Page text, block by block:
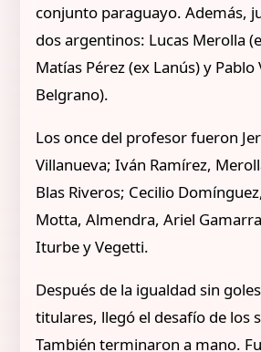
conjunto paraguayo. Además,
dos argentinos: Lucas Merolla
Matías Pérez (ex Lanús) y Pablo
Belgrano).
Los once del profesor fueron
Villanueva; Iván Ramírez,
Blas Riveros; Cecilio
Motta, Almendra, Ariel
Iturbe y Vegetti.
Después de la igualdad sin
titulares, llegó el desafío de los
También terminaron a mano.